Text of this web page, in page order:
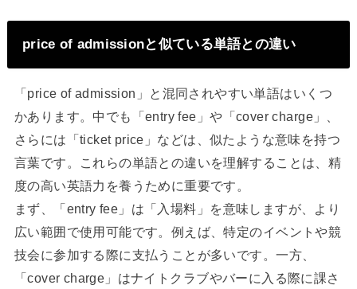
price of admissionと似ている単語との違い
「price of admission」と混同されやすい単語はいくつ
かあります。中でも「entry fee」や「cover charge」、
さらには「ticket price」などは、似たような意味を持つ
言葉です。これらの単語との違いを理解することは、精
度の高い英語力を養うために重要です。
まず、「entry fee」は「入場料」を意味しますが、より
広い範囲で使用可能です。例えば、特定のイベントや競
技会に参加する際に支払うことが多いです。一方、
「cover charge」はナイトクラブやバーに入る際に課さ